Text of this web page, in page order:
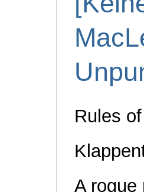
Rules
A rogue